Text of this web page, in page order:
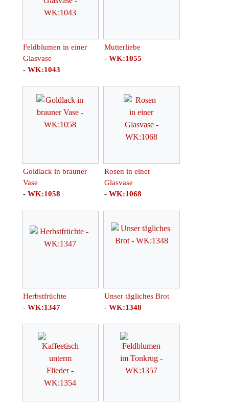
Feldblumen in einer
Glasvase
- WK:1043
Mutterliebe
- WK:1055
Goldlack in brauner
Vase
- WK:1058
Rosen in einer
Glasvase
- WK:1068
Herbstfrüchte
- WK:1347
Unser tägliches Brot
- WK:1348